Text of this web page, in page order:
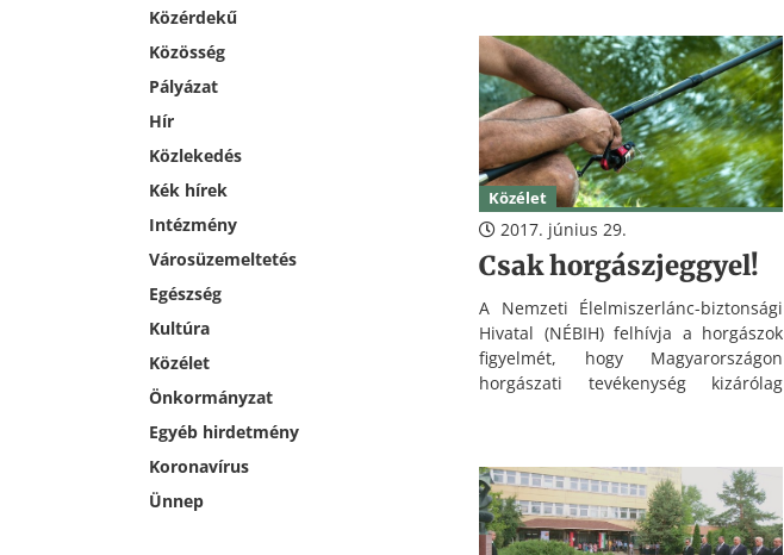
Közérdekű
Közösség
Pályázat
Hír
Közlekedés
Kék hírek
Intézmény
Városüzemeltetés
Egészség
Kultúra
Közélet
Önkormányzat
Egyéb hirdetmény
Koronavírus
Ünnep
személyek életkörülményeinek
javítását, esélyeinek növelését, a
hátrányos körülmények között élő
gyermekek felzárkóztatását, az iskolai
lemorzsolódás csökkentését,
hátrányos helyzetük javítását, az
esélyegyenlőség elősegítését és az
egészséges életmód kialakítását.
Közélet
2017. június 29.
Csak horgászjeggyel!
A Nemzeti Élelmiszerlánc-biztonsági
Hivatal (NÉBIH) felhívja a horgászok
figyelmét, hogy Magyarországon
horgászati tevékenység kizárólag